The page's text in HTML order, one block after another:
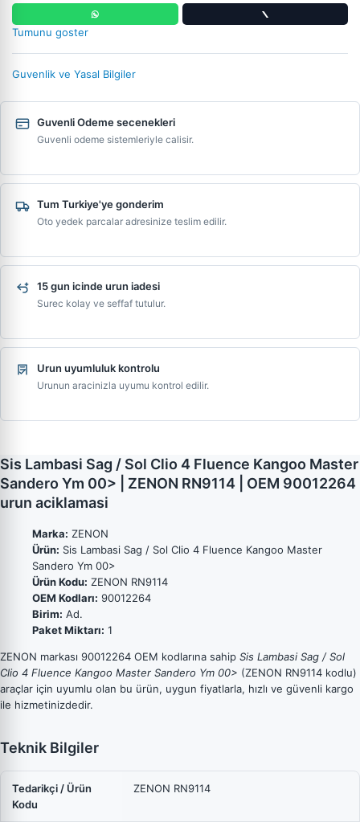
Tumunu goster
Guvenlik ve Yasal Bilgiler
Guvenli Odeme secenekleri
Guvenli odeme sistemleriyle calisir.
Tum Turkiye'ye gonderim
Oto yedek parcalar adresinize teslim edilir.
15 gun icinde urun iadesi
Surec kolay ve seffaf tutulur.
Urun uyumluluk kontrolu
Urunun aracinizla uyumu kontrol edilir.
Sis Lambasi Sag / Sol Clio 4 Fluence Kangoo Master
Sandero Ym 00> | ZENON RN9114 | OEM 90012264
urun aciklamasi
Marka: ZENON
Ürün: Sis Lambasi Sag / Sol Clio 4 Fluence Kangoo Master
Sandero Ym 00>
Ürün Kodu: ZENON RN9114
OEM Kodları: 90012264
Birim: Ad.
Paket Miktarı: 1
ZENON markası 90012264 OEM kodlarına sahip Sis Lambasi Sag / Sol
Clio 4 Fluence Kangoo Master Sandero Ym 00> (ZENON RN9114 kodlu)
araçlar için uyumlu olan bu ürün, uygun fiyatlarla, hızlı ve güvenli kargo
ile hizmetinizdedir.
Teknik Bilgiler
Tedarikçi / Ürün
Kodu
ZENON RN9114